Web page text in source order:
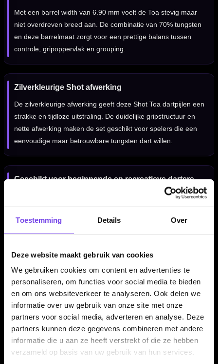
Toestemming Details Over
Deze website maakt gebruik van cookies
We gebruiken cookies om content en advertenties te
personaliseren, om functies voor social media te bieden
en om ons websiteverkeer te analyseren. Ook delen we
informatie over uw gebruik van onze site met onze
partners voor social media, adverteren en analyse. Deze
partners kunnen deze gegevens combineren met andere
informatie die u aan ze heeft verstrekt of die ze hebben
verzameld op basis van uw gebruik van hun services.
Met een barrel width van 6.90 mm voelt de Toa stevig maar
niet overdreven breed aan. De combinatie van 70% tungsten
en deze barrelmaat zorgt voor een prettige balans tussen
controle, gripoppervlak en grouping.
Zilverkleurige Shot afwerking
De zilverkleurige afwerking geeft deze Shot Toa dartpijlen een
strakke en tijdloze uitstraling. De duidelijke gripstructuur en
nette afwerking maken de set geschikt voor spelers die een
eenvoudige maar betrouwbare tungsten dart willen.
Geschikt voor beginnende en recreatieve darters
De Shot Value Range Toa 70% is een sterke keuze voor
spelers die willen overstappen van brass naar tungsten of een
betrouwbare trainingsset zoeken. De dart biedt voldoende grip
en controle om je worp verder te verbeteren.
Alleen verkrijgbaar in 23 gram
De Shot Value Range Toa 70% dartpijlen worden aangeboden
in 23 gram. De barrel heeft een lengte van 51.00 mm en een
Compleet geleverd met Shot shafts en flights